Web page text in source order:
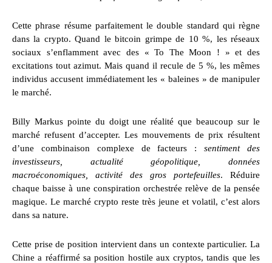
Cette phrase résume parfaitement le double standard qui règne
dans la crypto. Quand le bitcoin grimpe de 10 %, les réseaux
sociaux s’enflamment avec des « To The Moon ! » et des
excitations tout azimut. Mais quand il recule de 5 %, les mêmes
individus accusent immédiatement les « baleines » de manipuler
le marché.
Billy Markus pointe du doigt une réalité que beaucoup sur le
marché refusent d’accepter. Les mouvements de prix résultent
d’une combinaison complexe de facteurs :sentiment des
investisseurs, actualité géopolitique, données
macroéconomiques, activité des gros portefeuilles. Réduire
chaque baisse à une conspiration orchestrée relève de la pensée
magique. Le marché crypto reste très jeune et volatil, c’est alors
dans sa nature.
Cette prise de position intervient dans un contexte particulier. La
Chine a réaffirmé sa position hostile aux cryptos, tandis que les